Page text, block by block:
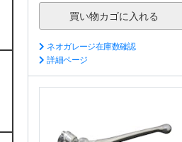
ネオガレージ在庫数確認
詳細ページ